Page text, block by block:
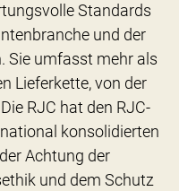
Standards
und der
Sie umfasst mehr als
Lieferkette, von der
RJC hat den RJC-
konsolidierten
Achtung der
und dem Schutz